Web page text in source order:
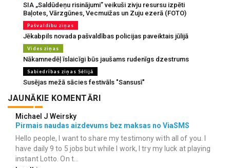
SIA „Saldūdeņu risinājumi” veikuši zivju resursu izpēti
Baļotes, Vārzgūnes, Vecmuižas un Zuju ezerā (FOTO)
Pašvaldību ziņas
Jēkabpils novada pašvaldības policijas paveiktais jūlijā
Vides ziņas
Nākamnedēļ īslaicīgi būs jaušams rudenīgs dzestrums
Sabiedrības ziņas Sēlijā
Susējas mežā sācies festivāls "Sansusī"
JAUNĀKIE KOMENTĀRI
Michael J Weirsky
Pirmais naudas aizdevums bez maksas no ViaSMS
Hello people, I want to share my testimony with all of you. I
have daily 9 to 5 jobs but while I work, I try my luck at playing
instant Lotto. On t...